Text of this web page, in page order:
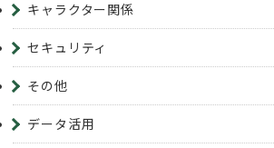
キャラクター関係
セキュリティ
その他
データ活用